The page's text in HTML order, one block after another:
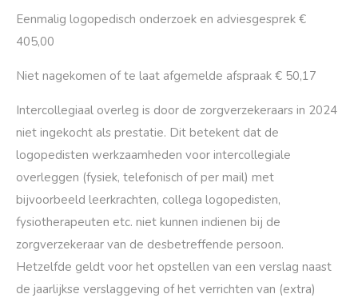
Eenmalig logopedisch onderzoek en adviesgesprek €
405,00
Niet nagekomen of te laat afgemelde afspraak € 50,17
Intercollegiaal overleg is door de zorgverzekeraars in 2024
niet ingekocht als prestatie. Dit betekent dat de
logopedisten werkzaamheden voor intercollegiale
overleggen (fysiek, telefonisch of per mail) met
bijvoorbeeld leerkrachten, collega logopedisten,
fysiotherapeuten etc. niet kunnen indienen bij de
zorgverzekeraar van de desbetreffende persoon.
Hetzelfde geldt voor het opstellen van een verslag naast
de jaarlijkse verslaggeving of het verrichten van (extra)